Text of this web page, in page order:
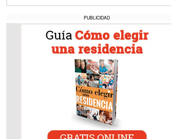
PUBLICIDAD